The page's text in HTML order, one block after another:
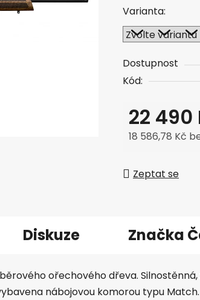
Varianta:
Dostupnost
Kód:
22 490
18 586,78 Kč
Zeptat se
Diskuze Značka
ořechového dřeva. Silnostěnná,
nábojovou komorou typu Match.